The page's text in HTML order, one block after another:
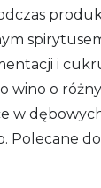
i
wino o
w
Polecane